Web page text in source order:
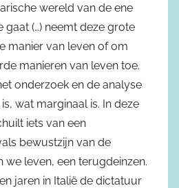
wereld van de ene
gaat (…) neemt deze grote
manier van leven of om
manieren van leven toe.
onderzoek en de analyse
wat marginaal is. In deze
iets van een
bewustzijn van de
we leven, een terugdeinzen.
jaren in Italië de dictatuur